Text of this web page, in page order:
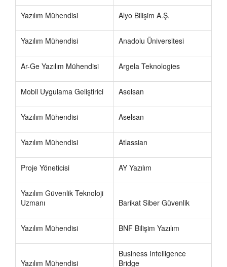
Yazılım Mühendisi Alyo Bilişim A.Ş.
Yazılım Mühendisi Anadolu Üniversitesi
Ar-Ge Yazılım Mühendisi Argela Teknologies
Mobil Uygulama Geliştirici Aselsan
Yazılım Mühendisi Aselsan
Yazılım Mühendisi Atlassian
Proje Yöneticisi AY Yazılım
Yazılım Güvenlik Teknoloji
Uzmanı
Barikat Siber Güvenlik
Yazılım Mühendisi BNF Bilişim Yazılım
Yazılım Mühendisi
Business Intelligence
Bridge